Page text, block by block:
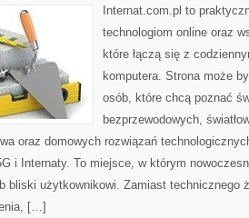
Internat.com.pl to
technologiom online oraz
które łączą się z
komputera. Strona może
osób, które chcą poznać
bezprzewodowych,
oraz domowych rozwiązań
i Internaty. To miejsce, w którym
bliski użytkownikowi. Zamiast technicznego
[…]